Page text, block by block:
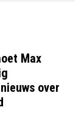
Max
over